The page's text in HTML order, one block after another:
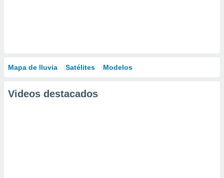
Mapa de lluvia Satélites Modelos
Videos destacados